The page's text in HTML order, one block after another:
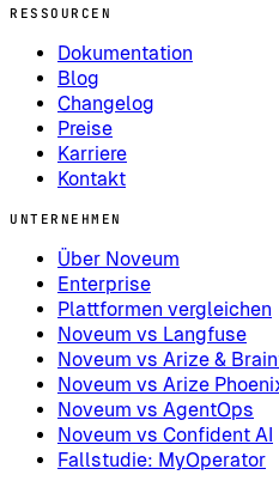
RESSOURCEN
Dokumentation
Blog
Changelog
Preise
Karriere
Kontakt
UNTERNEHMEN
Über Noveum
Enterprise
Plattformen vergleichen
Noveum vs Langfuse
Noveum vs Arize &
Noveum vs Arize
Noveum vs AgentOps
Noveum vs Confident AI
Fallstudie: MyOperator